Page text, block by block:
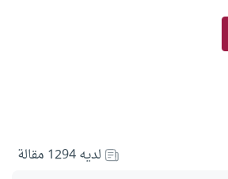
لديه 1294 مقالة